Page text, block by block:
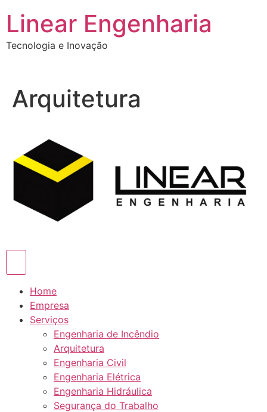
conteúdo
Linear Engenharia
Tecnologia e Inovação
Arquitetura
Home
Empresa
Serviços
Engenharia de Incêndio
Arquitetura
Engenharia Civil
Engenharia Elétrica
Engenharia Hidráulica
Segurança do Trabalho